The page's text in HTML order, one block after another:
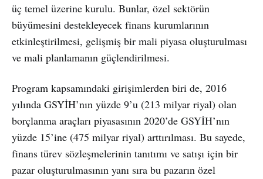
üç temel üzerine kurulu. Bunlar, özel sektörün
büyümesini destekleyecek finans kurumlarının
etkinleştirilmesi, gelişmiş bir mali piyasa oluşturulması
ve mali planlamanın güçlendirilmesi.
Program kapsamındaki girişimlerden biri de, 2016
yılında GSYİH’nın yüzde 9’u (213 milyar riyal) olan
borçlanma araçları piyasasının 2020’de GSYİH’nın
yüzde 15’ine (475 milyar riyal) arttırılması. Bu sayede,
finans türev sözleşmelerinin tanıtımı ve satışı için bir
pazar oluşturulmasının yanı sıra bu pazarın özel